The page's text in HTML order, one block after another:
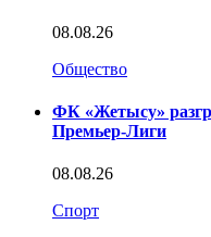
08.08.26
Общество
ФК «Жетысу»
Премьер-Лиги
08.08.26
Спорт